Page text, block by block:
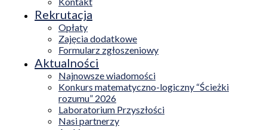
Rekrutacja
Opłaty
Zajęcia dodatkowe
Formularz zgłoszeniowy
Aktualności
Najnowsze wiadomości
Konkurs matematyczno-logiczny “Ścieżki
rozumu” 2026
Laboratorium Przyszłości
Nasi partnerzy